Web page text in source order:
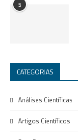
5
CATEGORIAS
Análises Científicas
Artigos Científicos